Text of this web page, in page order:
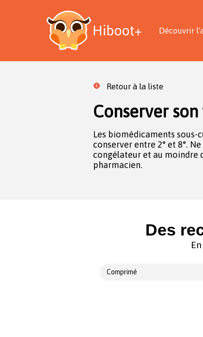
Découvrir
Retour à la liste
Conserver
Les biomédicaments
conserver entre 2° et 8°.
congélateur et au moindre
pharmacien.
Des
Comprimé